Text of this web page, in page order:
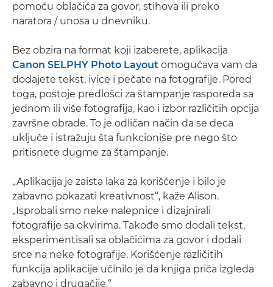
pomoću oblačića za govor, stihova ili preko
naratora / unosa u dnevniku.
Bez obzira na format koji izaberete, aplikacija
Canon SELPHY Photo Layout omogućava vam da
dodajete tekst, ivice i pečate na fotografije. Pored
toga, postoje predlošci za štampanje rasporeda sa
jednom ili više fotografija, kao i izbor različitih opcija
završne obrade. To je odličan način da se deca
uključe i istražuju šta funkcioniše pre nego što
pritisnete dugme za štampanje.
„Aplikacija je zaista laka za korišćenje i bilo je
zabavno pokazati kreativnost“, kaže Alison.
„Isprobali smo neke nalepnice i dizajnirali
fotografije sa okvirima. Takođe smo dodali tekst,
eksperimentisali sa oblačićima za govor i dodali
srce na neke fotografije. Korišćenje različitih
funkcija aplikacije učinilo je da knjiga priča izgleda
zabavno i drugačije.“